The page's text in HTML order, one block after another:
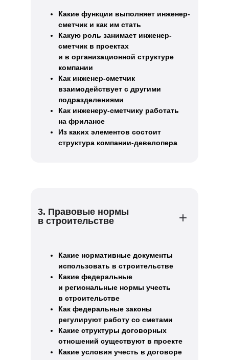
Какие функции выполняет инженер-
сметчик и как им стать
Какую роль занимает инженер-
сметчик в проектах
и в организационной структуре
компании
Как инженер-сметчик
взаимодействует с другими
подразделениями
Как инженеру-сметчику работать
на фрилансе
Из каких элементов состоит
структура компании-девелопера
3. Правовые нормы
в строительстве
Какие нормативные документы
использовать в строительстве
Какие федеральные
и региональные нормы учесть
в строительстве
Как федеральные законы
регулируют работу со сметами
Какие структуры договорных
отношений существуют в проекте
Какие условия учесть в договоре